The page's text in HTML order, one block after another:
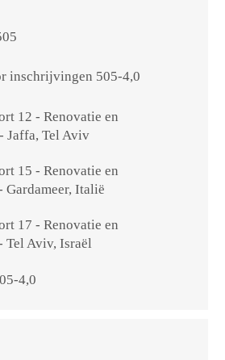
inschrijvingen 505-4,0
12 - Renovatie en
Jaffa, Tel Aviv
15 - Renovatie en
Gardameer, Italië
17 - Renovatie en
Tel Aviv, Israël
4,0